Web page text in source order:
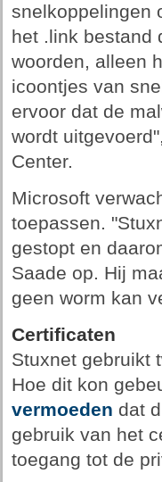
snelkoppelingen
het .link bestand
woorden, alleen
icoontjes van
ervoor dat de
wordt uitgevoerd",
Center.
Microsoft
toepassen.
gestopt en
Saade op. Hij
geen worm kan
Certificaten
Stuxnet gebruikt
Hoe dit kon
vermoeden dat
gebruik van het
toegang tot de